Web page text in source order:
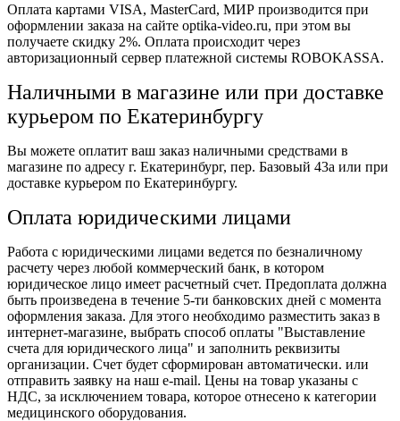
Оплата картами VISA, MasterCard, МИР производится при
оформлении заказа на сайте optika-video.ru, при этом вы
получаете скидку 2%. Оплата происходит через
авторизационный сервер платежной системы ROBOKASSA.
Наличными в магазине или при доставке
курьером по Екатеринбургу
Вы можете оплатит ваш заказ наличными средствами в
магазине по адресу г. Екатеринбург, пер. Базовый 43а или при
доставке курьером по Екатеринбургу.
Оплата юридическими лицами
Работа с юридическими лицами ведется по безналичному
расчету через любой коммерческий банк, в котором
юридическое лицо имеет расчетный счет. Предоплата должна
быть произведена в течение 5-ти банковских дней с момента
оформления заказа. Для этого необходимо разместить заказ в
интернет-магазине, выбрать способ оплаты "Выставление
счета для юридического лица" и заполнить реквизиты
организации. Счет будет сформирован автоматически. или
отправить заявку на наш e-mail. Цены на товар указаны с
НДС, за исключением товара, которое отнесено к категории
медицинского оборудования.